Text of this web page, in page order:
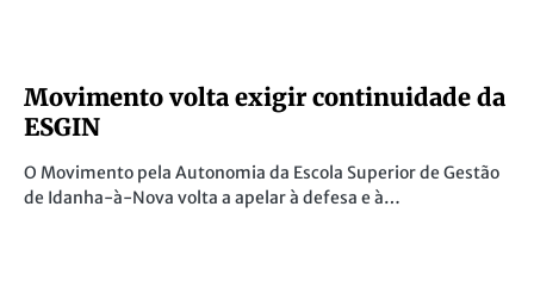
Movimento volta exigir continuidade da
ESGIN
O Movimento pela Autonomia da Escola Superior de Gestão
de Idanha-à-Nova volta a apelar à defesa e à…